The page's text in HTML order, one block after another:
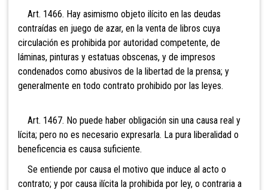
Art. 1466. Hay asimismo objeto ilícito en las deudas
contraídas en juego de azar, en la venta de libros cuya
circulación es prohibida por autoridad competente, de
láminas, pinturas y estatuas obscenas, y de impresos
condenados como abusivos de la libertad de la prensa; y
generalmente en todo contrato prohibido por las leyes.
Art. 1467. No puede haber obligación sin una causa real y
lícita; pero no es necesario expresarla. La pura liberalidad o
beneficencia es causa suficiente.
Se entiende por causa el motivo que induce al acto o
contrato; y por causa ilícita la prohibida por ley, o contraria a